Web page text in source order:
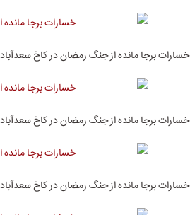
خسارات برجا مانده از جنگ رمضان در کاخ سعدآباد
خسارات برجا مانده از جنگ رمضان در کاخ سعدآباد
خسارات برجا مانده از جنگ رمضان در کاخ سعدآباد